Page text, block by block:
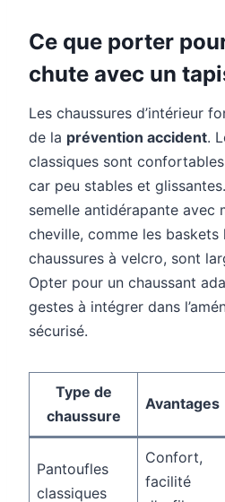
Ce que porter
chute avec un
Les chaussures d’intérieur
de la prévention accident.
classiques sont
car peu stables et
semelle antidérapante avec
cheville, comme les baskets
chaussures à velcro, sont
Opter pour un chaussant
gestes à intégrer dans
sécurisé.
Type de
chaussure
Avantages
Pantoufles
classiques
Confort,
facilité